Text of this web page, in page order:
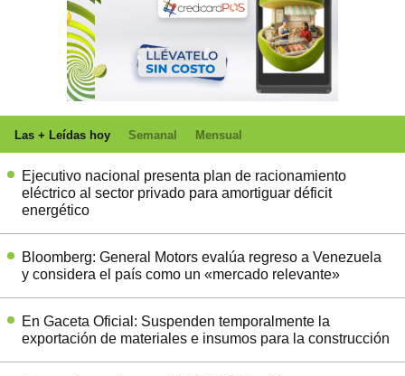
Las + Leídas hoy Semanal Mensual
Ejecutivo nacional presenta plan de racionamiento
eléctrico al sector privado para amortiguar déficit
energético
Bloomberg: General Motors evalúa regreso a Venezuela
y considera el país como un «mercado relevante»
En Gaceta Oficial: Suspenden temporalmente la
exportación de materiales e insumos para la construcción